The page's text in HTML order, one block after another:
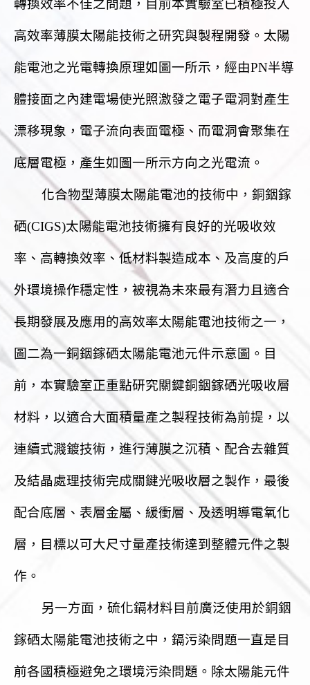
轉換效率不佳之問題，目前本實驗室已積極投入
高效率薄膜太陽能技術之研究與製程開發。太陽
能電池之光電轉換原理如圖一所示，經由PN半導
體接面之內建電場使光照激發之電子電洞對產生
漂移現象，電子流向表面電極、而電洞會聚集在
底層電極，產生如圖一所示方向之光電流。
化合物型薄膜太陽能電池的技術中，銅銦鎵
硒(CIGS)太陽能電池技術擁有良好的光吸收效
率、高轉換效率、低材料製造成本、及高度的戶
外環境操作穩定性，被視為未來最有潛力且適合
長期發展及應用的高效率太陽能電池技術之一，
圖二為一銅銦鎵硒太陽能電池元件示意圖。目
前，本實驗室正重點研究關鍵銅銦鎵硒光吸收層
材料，以適合大面積量產之製程技術為前提，以
連續式濺鍍技術，進行薄膜之沉積、配合去雜質
及結晶處理技術完成關鍵光吸收層之製作，最後
配合底層、表層金屬、緩衝層、及透明導電氧化
層，目標以可大尺寸量產技術達到整體元件之製
作。
另一方面，硫化鎘材料目前廣泛使用於銅銦
鎵硒太陽能電池技術之中，鎘污染問題一直是目
前各國積極避免之環境污染問題。除太陽能元件